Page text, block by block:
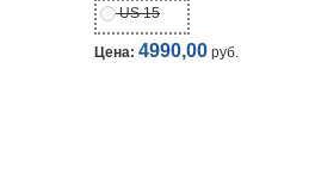
US 15
Цена: 4990,00 руб.